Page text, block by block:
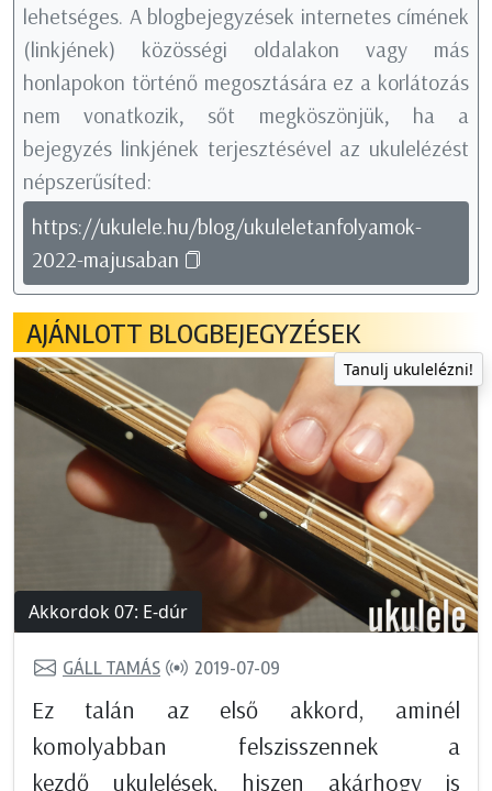
lehetséges. A blogbejegyzések internetes címének
(linkjének) közösségi oldalakon vagy más
honlapokon történő megosztására ez a korlátozás
nem vonatkozik, sőt megköszönjük, ha a
bejegyzés linkjének terjesztésével az ukulelézést
népszerűsíted:
https://ukulele.hu/blog/ukuleletanfolyamok-
2022-majusaban
AJÁNLOTT BLOGBEJEGYZÉSEK
Tanulj ukulelézni!
Akkordok 07: E-dúr
GÁLL TAMÁS 2019-07-09
Ez talán az első akkord, aminél
komolyabban felszisszennek a
kezdő ukulelések, hiszen akárhogy is